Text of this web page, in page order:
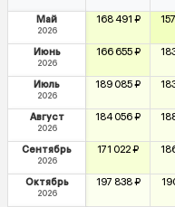
Май
2026
168 491 ₽
Июнь
2026
166 655 ₽
Июль
2026
189 085 ₽
Август
2026
184 056 ₽
Сентябрь
2026
171 022 ₽
Октябрь
2026
197 838 ₽